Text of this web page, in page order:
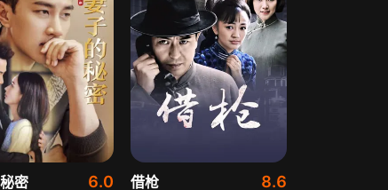
密 6.0 借枪 8.6